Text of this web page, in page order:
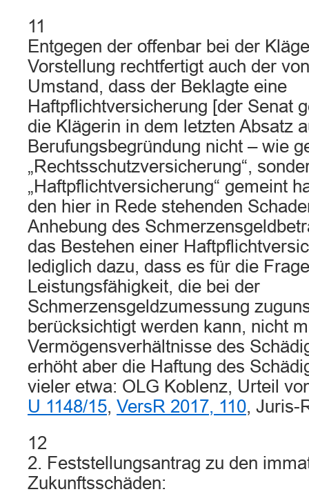
11
Entgegen der offenbar bei der
Vorstellung rechtfertigt auch der
Umstand, dass der Beklagte eine
Haftpflichtversicherung [der Senat
die Klägerin in dem letzten Absatz
Berufungsbegründung nicht – wie
„Rechtsschutzversicherung“,
„Haftpflichtversicherung“ gemeint
den hier in Rede stehenden
Anhebung des
das Bestehen einer
lediglich dazu, dass es für die
Leistungsfähigkeit, die bei der
Schmerzensgeldzumessung
berücksichtigt werden kann, nicht
Vermögensverhältnisse des
erhöht aber die Haftung des
vieler etwa: OLG Koblenz, Urteil
U 1148/15, VersR 2017, 110, Juris-
12
2. Feststellungsantrag zu den
Zukunftsschäden: